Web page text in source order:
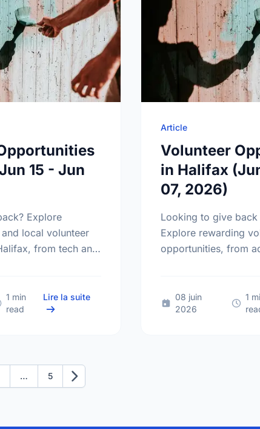
Community Together
15 - Jun
Explore
local volunteer
from tech and
1 min
read
Lire la suitesur Volunteer Opportunities in Halifax
Article
Volunteer
in Halifax
07, 2026)
Looking to give back
Explore rewarding
opportunities, from
08 juin
2026
1
… 5 Suivant